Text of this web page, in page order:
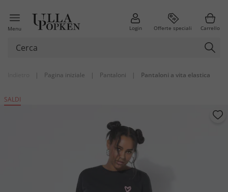
Menu Login Offerte speciali Carrello
| Pagina iniziale | Pantaloni | Pantaloni a vita elastica
SALDI